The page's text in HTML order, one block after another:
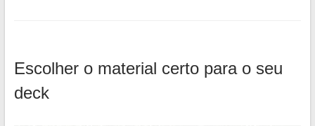
Escolher o material certo para o seu
deck